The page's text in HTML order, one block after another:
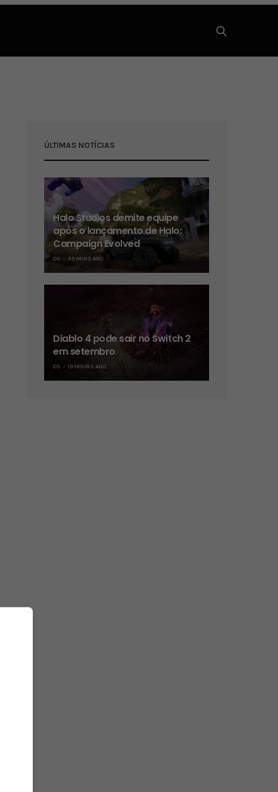
ÚLTIMAS NOTÍCIAS
Halo Studios demite equipe
após o lançamento de Halo:
Campaign Evolved
OS 39 MINS AGO
Diablo 4 pode sair no Switch 2
em setembro
OS 19 HOURS AGO